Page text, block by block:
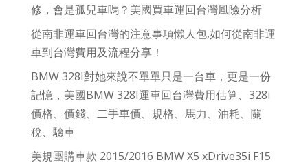
修，會是孤兒車嗎？美國買車運回台灣風險分析
從南非運車回台灣的注意事項懶人包,如何從南非運
車到台灣費用及流程分享！
BMW 328I對她來說不單單只是一台車，更是一份
記憶，美國BMW 328I運車回台灣費用估算、328i
價格、價錢、二手車價、規格、馬力、油耗、關
稅、驗車
美規團購車款 2015/2016 BMW X5 xDrive35i F15